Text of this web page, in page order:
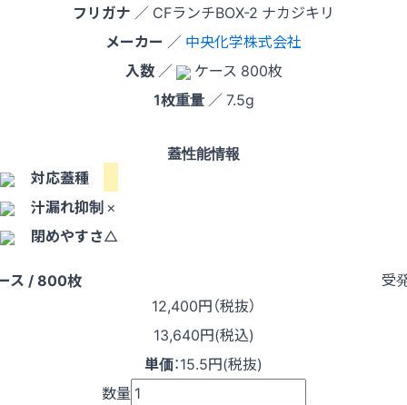
フリガナ ／ CFランチBOX-2 ナカジキリ
メーカー ／ 中央化学株式会社
入数／
ケース 800枚
1枚重量／ 7.5g
蓋性能情報
対応蓋種
汁漏れ抑制×
閉めやすさ△
ス / 800枚
受
12,400円（税抜）
13,640円(税込)
単価：15.5円(税抜)
数量